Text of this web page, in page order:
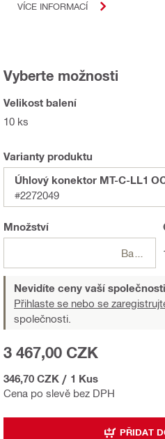
VÍCE INFORMACÍ
Vyberte možnosti
Velikost balení
10 ks
Varianty produktu
Úhlový konektor MT-C-LL1
#2272049
Množství
Nevidíte ceny vaší společnosti
Přihlaste se nebo se
společnosti.
Cena po slevě bez DPH
3 467,00 CZK
346,70 CZK / 1 Kus
PŘIDAT